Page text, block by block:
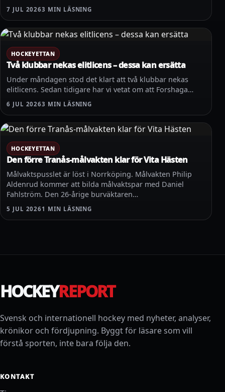
7 JUL 20263 MIN LÄSNING
HOCKEYETTAN
Två klubbar nekas elitlicens – dessa kan ersätta
Under måndagen stod det klart att två klubbar nekas
elitlicens. Sedan tidigare har vi vetat om att Forshaga…
6 JUL 20263 MIN LÄSNING
HOCKEYETTAN
Den förre Tranås-målvakten klar för Vita Hästen
Målvaktspusslet är löst i Norrköping. Målvakten Philip
Aldenrud kommer att bilda målvaktspar med Daniel
Fahlström. Den 26-årige burväktaren…
5 JUL 2026 1 MIN LÄSNING
HOCKEYREPORT
Svensk och internationell hockey med nyheter, analyser,
krönikor och fördjupning. Byggt för läsare som vill
förstå sporten, inte bara följa den.
KONTAKT